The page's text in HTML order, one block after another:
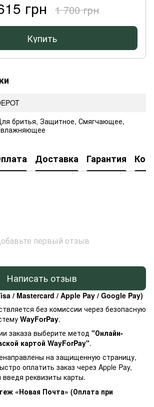
грн 1 700 грн
Купить
бритья, Защитное, Смягчающее,
Доставка Гарантия
первый отзыв
Написать отзыв
/ Mastercard / Apple Pay / Google Pay)
без комиссии через безопасную
WayForPay.
заказа выберите метод "Онлайн-
картой WayForPay".
на защищенную страницу,
оплатить заказ через Apple Pay,
введя реквизиты карты.
«Новая Почта» (Оплата при